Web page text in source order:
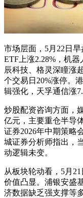
市场层面，5月22日
ETF上涨2.28%，机
辰科技、格灵深瞳涨
个交易日20%涨停。
辑强化，天孚通信涨
炒股配资咨询方面，
亿元，主要重仓半导
证券2026年中期策略
城证券分析师指出，
动逻辑未变。
从板块轮动看，5月
价值凸显。浦银安盛
济数据缺乏强支撑等